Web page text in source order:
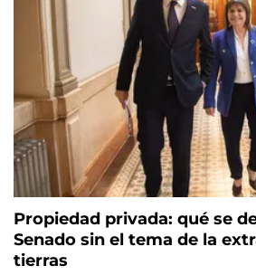
Propiedad privada: qué se
Senado sin el tema de la
tierras